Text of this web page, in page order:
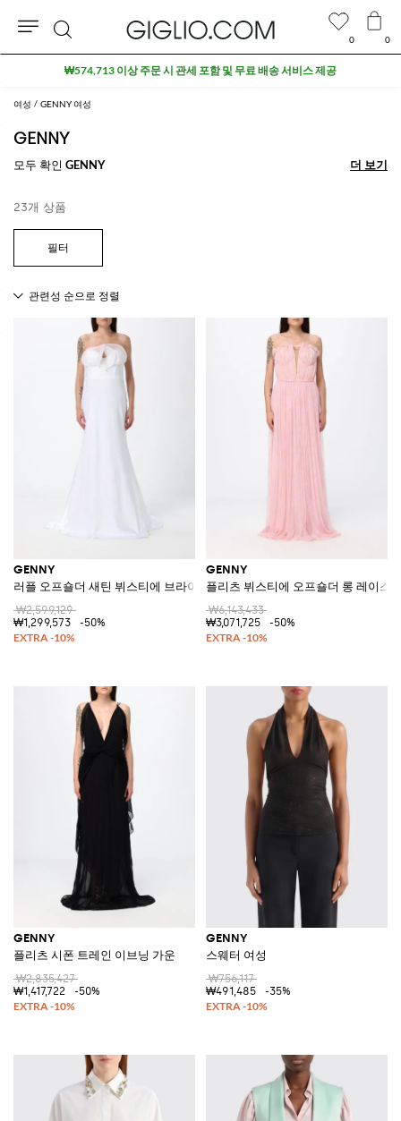
여성 GENNY 여성
GENNY
모두 확인 GENNY 더 보기
더 보기
23개 상품
GENNY
러플 오프숄더 새틴 뷔스티에 브라이덜 가운
₩2,599,129
₩1,299,573
-50%
GENNY
플리츠 뷔스티에 오프숄더 롱 레이스
₩6,143,433
₩3,071,725
-50%
GENNY
플리츠 시폰 트레인 이브닝 가운
₩2,835,427
₩1,417,722
-50%
GENNY
스웨터 여성
₩756,117
₩491,485
-35%
0 0
검
색
₩574,713 이상 주문 시 관세 포함 및 무료 배송 서비스 제공